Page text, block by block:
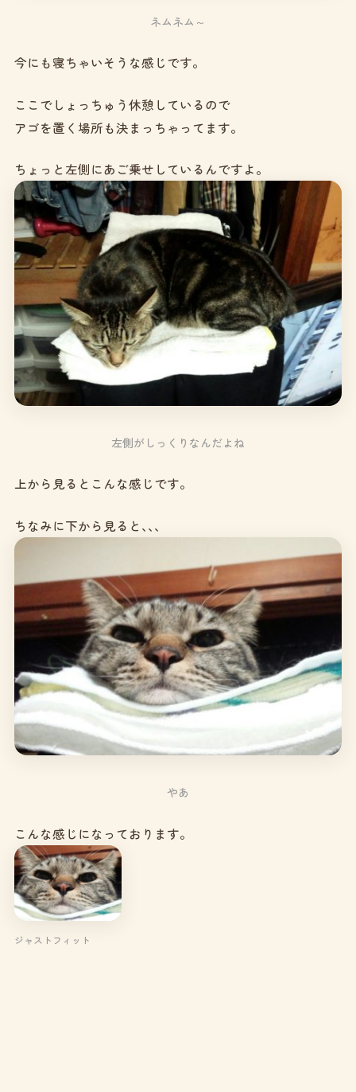
ネムネム～
今にも寝ちゃいそうな感じです。
ここでしょっちゅう休憩しているので
アゴを置く場所も決まっちゃってます。
ちょっと左側にあご乗せしているんですよ。
左側がしっくりなんだよね
上から見るとこんな感じです。
ちなみに下から見ると､､､
やあ
こんな感じになっております。
ジャストフィット